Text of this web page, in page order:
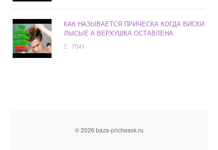
КАК НАЗЫВАЕТСЯ ПРИЧЕСКА КОГДА ВИСКИ
ЛЫСЫЕ А ВЕРХУШКА ОСТАВЛЕНА
7041
© 2026 baza-prichesok.ru